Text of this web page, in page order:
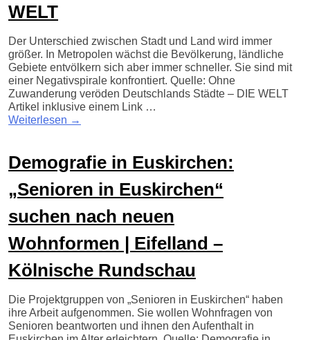
WELT
Der Unterschied zwischen Stadt und Land wird immer
größer. In Metropolen wächst die Bevölkerung, ländliche
Gebiete entvölkern sich aber immer schneller. Sie sind mit
einer Negativspirale konfrontiert. Quelle: Ohne
Zuwanderung veröden Deutschlands Städte – DIE WELT
Artikel inklusive einem Link …
Weiterlesen →
Demografie in Euskirchen:
„Senioren in Euskirchen“
suchen nach neuen
Wohnformen | Eifelland –
Kölnische Rundschau
Die Projektgruppen von „Senioren in Euskirchen“ haben
ihre Arbeit aufgenommen. Sie wollen Wohnfragen von
Senioren beantworten und ihnen den Aufenthalt in